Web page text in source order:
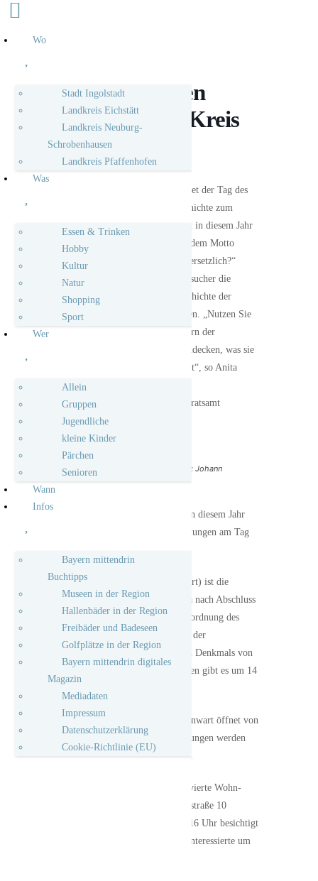
Tag des offenen
Denkmals im Kreis
Pfaffenhofen
Am Sonntag, 14. September bietet der Tag des
offenen Denkmals wieder „Geschichte zum
Anfassen“. Der Aktionstag findet in diesem Jahr
bereits zum 33. Mal statt. Unter dem Motto
„Wert-voll: unbezahlbar oder unersetzlich?“
haben die Besucherinnen und Besucher die
Möglichkeit, mehr über die Geschichte der
geöffneten Denkmäler zu erfahren. „Nutzen Sie
die Gelegenheit, hinter die Mauern der
Denkmäler zu blicken und zu entdecken, was sie
so einzigartig und wertvoll macht“, so Anita
Eisenmann von der Unteren
Denkmalschutzbehörde am Landratsamt
Pfaffenhofen.
Kirche Weichenried ( Foto: Johann
Der Landkreis Pfaffenhofen ist in diesem Jahr
mit vier verschiedenen Veranstaltungen am Tag
In Weichenried (Markt Hohenwart) ist die
Katholische Pfarrkirche St. Anna nach Abschluss
der Innenrenovierung (inkl. Neuordnung des
Kirchenraumes nach Neufassung der
Raumschale) am Tag des offenen Denkmals von
11 bis 16 Uhr geöffnet. Führungen gibt es um 14
Das Historische Rathaus in Hohenwart öffnet von
13 bis 16 Uhr seine Türen. Führungen werden
um 13.30 und 15 Uhr angeboten.
In Vohburg kann das frisch renovierte Wohn-
und Geschäftshaus an der Donaustraße 10
(ehemals Kreuzwirt) von 11 bis 16 Uhr besichtigt
werden. An Führungen können Interessierte um
Wo
Stadt Ingolstadt
Landkreis Eichstätt
Landkreis Neuburg-
Schrobenhausen
Landkreis Pfaffenhofen
Was
Essen & Trinken
Hobby
Kultur
Natur
Shopping
Sport
Wer
Allein
Gruppen
Jugendliche
kleine Kinder
Pärchen
Senioren
Wann
Infos
Bayern mittendrin
Buchtipps
Museen in der Region
Hallenbäder in der Region
Freibäder und Badeseen
Golfplätze in der Region
Bayern mittendrin digitales
Magazin
Mediadaten
Impressum
Datenschutzerklärung
Cookie-Richtlinie (EU)